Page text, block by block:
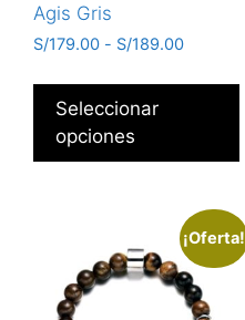
Agis Gris
S/179.00 - S/189.00
Seleccionar
opciones
¡Oferta!